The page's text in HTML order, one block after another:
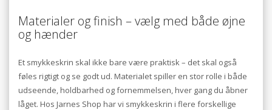
Materialer og finish – vælg med både øjne
og hænder
Et smykkeskrin skal ikke bare være praktisk – det skal også
føles rigtigt og se godt ud. Materialet spiller en stor rolle i både
udseende, holdbarhed og fornemmelsen, hver gang du åbner
låget. Hos Jarnes Shop har vi smykkeskrin i flere forskellige